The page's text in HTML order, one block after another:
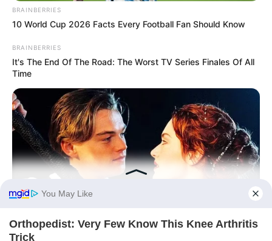
BRAINBERRIES
10 World Cup 2026 Facts Every Football Fan Should Know
BRAINBERRIES
It's The End Of The Road: The Worst TV Series Finales Of All
Time
BRAINBERRIES